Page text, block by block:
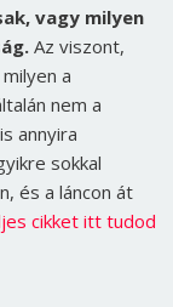
vagy milyen
Az viszont,
a
nem a
annyira
sokkal
és a láncon át
cikket itt tudod